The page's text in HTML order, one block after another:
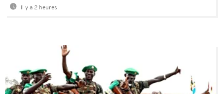
Il y a 2 heures